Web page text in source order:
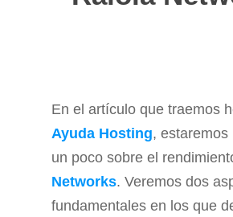
En el artículo que traemos
Ayuda Hosting, estaremos
un poco sobre el
Networks. Veremos dos
fundamentales en los que